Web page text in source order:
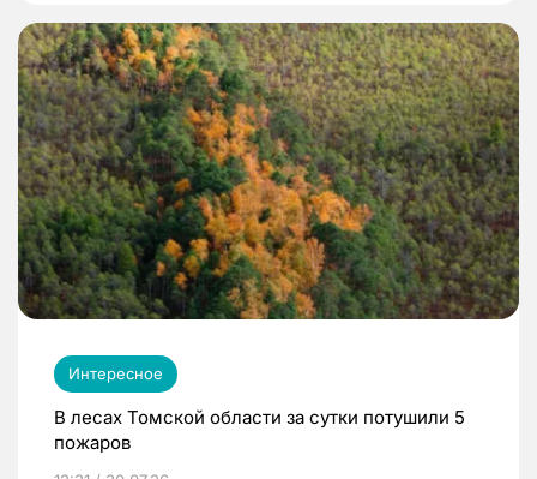
Интересное
В лесах Томской области за сутки потушили 5
пожаров